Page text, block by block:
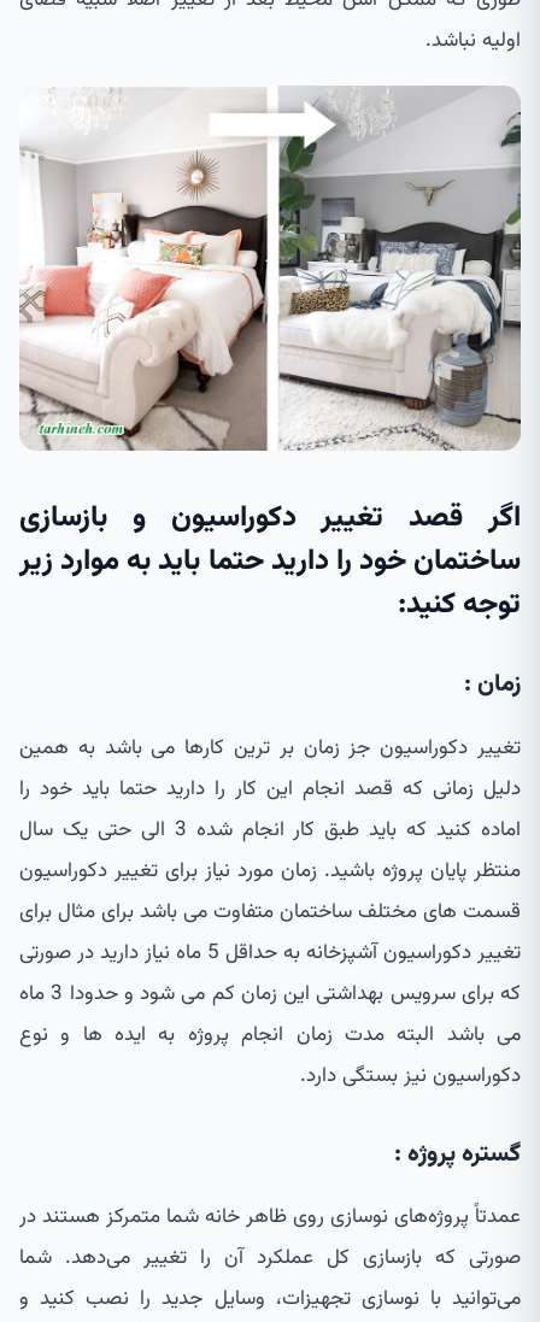
اولیه نباشد.
اگر قصد تغییر دکوراسیون و بازسازی
ساختمان خود را دارید حتما باید به موارد زیر
توجه کنید:
زمان :
تغییر دکوراسیون جز زمان بر ترین کارها می باشد به همین
دلیل زمانی که قصد انجام این کار را دارید حتما باید خود را
اماده کنید که باید طبق کار انجام شده 3 الی حتی یک سال
منتظر پایان پروژه باشید. زمان مورد نیاز برای تغییر دکوراسیون
قسمت های مختلف ساختمان متفاوت می باشد برای مثال برای
تغییر دکوراسیون آشپزخانه به حداقل 5 ماه نیاز دارید در صورتی
که برای سرویس بهداشتی این زمان کم می شود و حدودا 3 ماه
می باشد البته مدت زمان انجام پروژه به ایده ها و نوع
دکوراسیون نیز بستگی دارد.
گستره پروژه :
عمدتاً پروژه‌های نوسازی روی ظاهر خانه شما متمرکز هستند در
صورتی که بازسازی کل عملکرد آن را تغییر می‌دهد. شما
می‌توانید با نوسازی تجهیزات، وسایل جدید را نصب کنید و